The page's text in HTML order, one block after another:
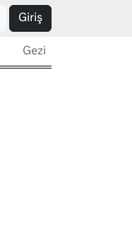
Giriş
Gezi